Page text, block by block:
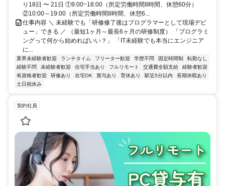
り18日 〜 21日 ①9:00~18:00（所定労働時間8時間、休憩60分）
②10:00～19:00（所定労働時間8時間、休憩6...
仕事内容 ＼ 未経験でも「研修修了後はプログラマーとして現場デビ
ュー」できる ／ （最短1ヶ月～最長6ヶ月の研修制度） 「プログラミ
ングって何から始めればいい？」 「IT未経験でも本当にエンジニア
に...
業界未経験者歓迎 ランチタイム フリーター歓迎 学歴不問 固定時間制
転勤なし
経験不問
未経験者歓迎 住宅手当あり フルリモート 交通費全額支給
経験者歓迎
有資格者歓迎
研修あり 在宅OK 賞与あり 育休あり 駅近5分以内
長期休暇あり
土日祝休み
契約社員